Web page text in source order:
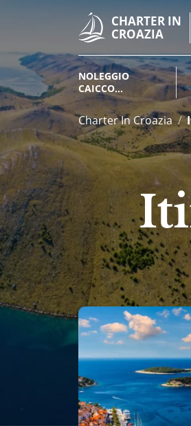
CHARTER IN
CROAZIA
NOLEGGIO
CAICCO
CROAZIA
Charter In Croazia